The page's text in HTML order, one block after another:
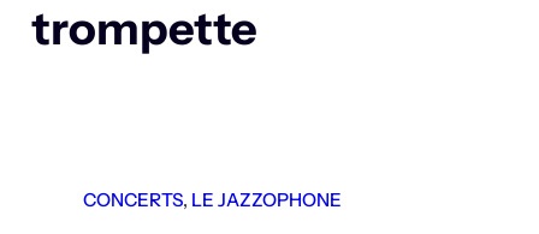
trompette
CONCERTS, LE JAZZOPHONE